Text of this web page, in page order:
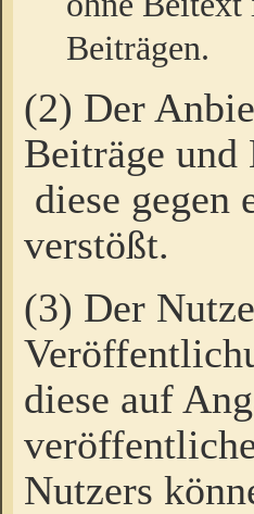
Beiträgen.
(2) Der
Beiträge und
diese gegen
verstößt.
(3) Der
diese auf
Nutzers